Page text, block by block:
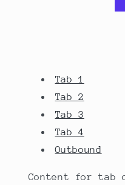
Tab 1
Tab 2
Tab 3
Tab 4
Outbound
Content for tab